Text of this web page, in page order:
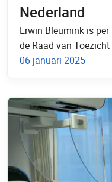
Nederland
Erwin Bleumink is
de Raad van
06 januari 2025